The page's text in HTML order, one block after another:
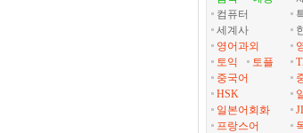
컴퓨터
세계사
영어과외
토익
토플
중국어
HSK
일본어회화
프랑스어